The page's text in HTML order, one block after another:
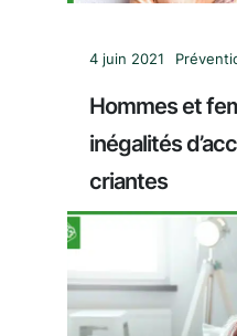
4 juin 2021
Hommes et
inégalités
criantes